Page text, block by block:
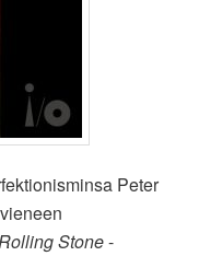
Peter
Stone-